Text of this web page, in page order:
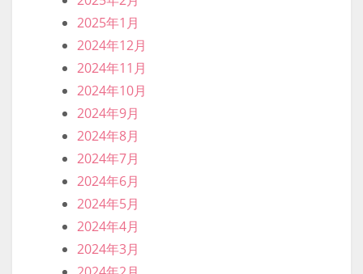
2026年4月
2026年3月
2026年2月
2026年1月
2025年12月
2025年11月
2025年10月
2025年9月
2025年8月
2025年7月
2025年6月
2025年5月